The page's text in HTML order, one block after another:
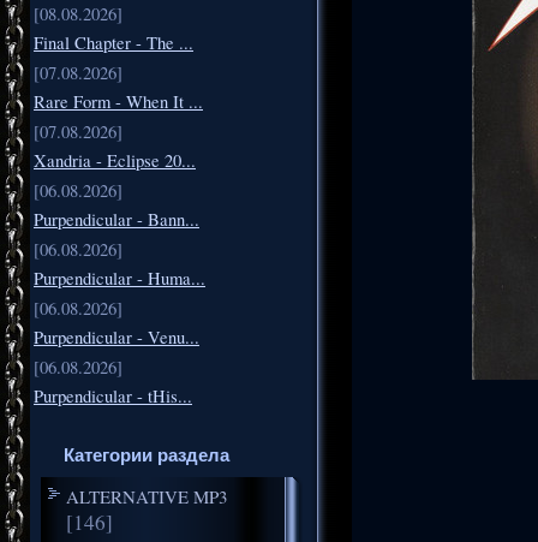
[08.08.2026]
Final Chapter - The ...
[07.08.2026]
Rare Form - When It ...
[07.08.2026]
Xandria - Eclipse 20...
[06.08.2026]
Purpendicular - Bann...
[06.08.2026]
Purpendicular - Huma...
[06.08.2026]
Purpendicular - Venu...
[06.08.2026]
Purpendicular - tHis...
Категории раздела
ALTERNATIVE MP3
[146]